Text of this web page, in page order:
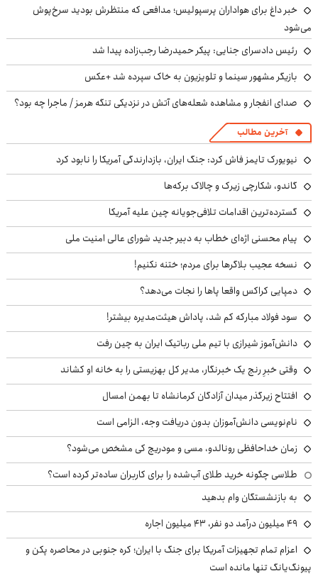
خبر داغ برای هواداران پرسپولیس؛ مدافعی که منتظرش بودید سرخ‌پوش
می‌شود
رئیس دادسرای جنایی: پیکر حمیدرضا رجب‌زاده پیدا شد
بازیگر مشهور سینما و تلویزیون به خاک سپرده شد +عکس
صدای انفجار و مشاهده شعله‌های آتش در نزدیکی تنگه هرمز / ماجرا چه بود؟
آخرین مطالب
نیویورک تایمز فاش کرد: جنگ ایران، بازدارندگی آمریکا را نابود کرد
گاندو، شکارچی زیرک و چالاک برکه‌ها
گسترده‌ترین اقدامات تلافی‌جویانه چین علیه آمریکا
پیام محسنی اژه‌ای خطاب به دبیر جدید شورای عالی امنیت ملی
نسخه عجیب بلاگرها برای مردم؛ ختنه نکنیم!
دمپایی کراکس واقعا پاها را نجات می‌دهد؟
سود فولاد مبارکه کم شد، پاداش هیئت‌مدیره بیشتر!
دانش‌آموز شیرازی با تیم ملی رباتیک ایران به چین رفت
وقتی خبرِ رنج یک خبرنگار، مدیر کل بهزیستی را به خانه او کشاند
افتتاح زیرگذر میدان آزادگان کرمانشاه تا بهمن امسال
نام‌نویسی دانش‌آموزان بدون دریافت وجه، الزامی است
زمان خداحافظی رونالدو، مسی و مودریچ کی مشخص می‌شود؟
طلاسی چگونه خرید طلای آب‌شده را برای کاربران ساده‌تر کرده است؟
به بازنشستگان وام بدهید
49 میلیون درآمد دو نفر، 43 میلیون اجاره
اعزام تمام تجهیزات آمریکا برای جنگ با ایران؛ کره جنوبی در محاصره پکن و
پیونگ‌یانگ تنها مانده است